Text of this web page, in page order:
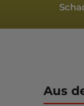
Aus